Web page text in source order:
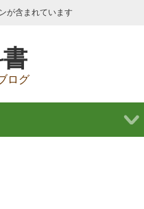
が含まれています
ログ